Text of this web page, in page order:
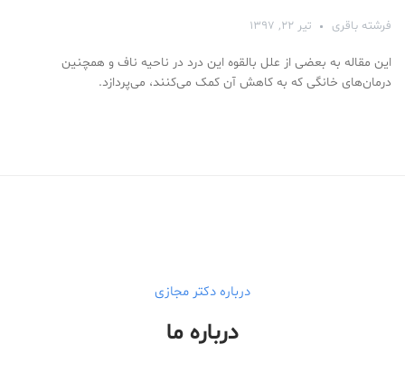
فرشته باقری تیر ۲۲, ۱۳۹۷
این مقاله به بعضی از علل بالقوه این درد در ناحیه ناف و همچنین
درمان‌های خانگی که به کاهش آن کمک می‌کنند، می‌پردازد.
درباره دکتر مجازی
درباره ما